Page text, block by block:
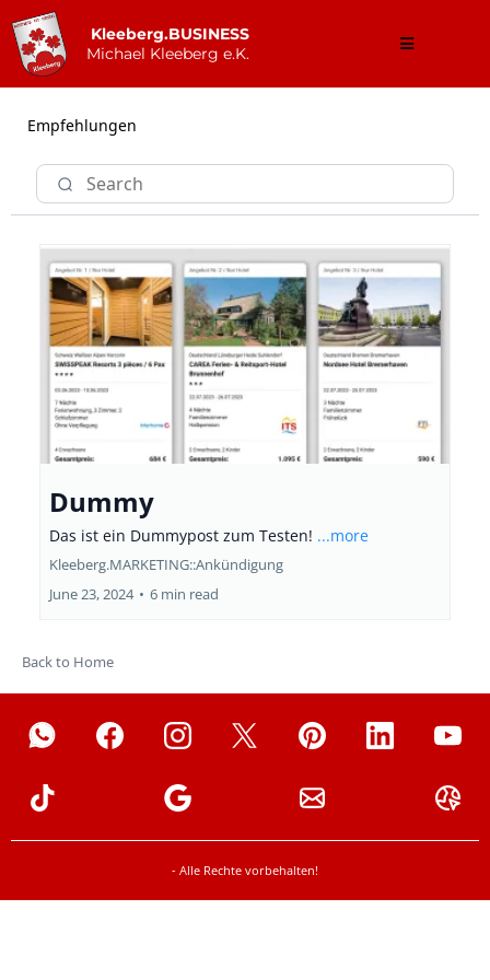
Kleeberg.BUSINESS
Michael Kleeberg e.K.
Empfehlungen
Dummy
Das ist ein Dummypost zum Testen! ...more
Kleeberg.MARKETING::Ankündigung
June 23, 2024 • 6 min read
Back to Home
- Alle Rechte vorbehalten!